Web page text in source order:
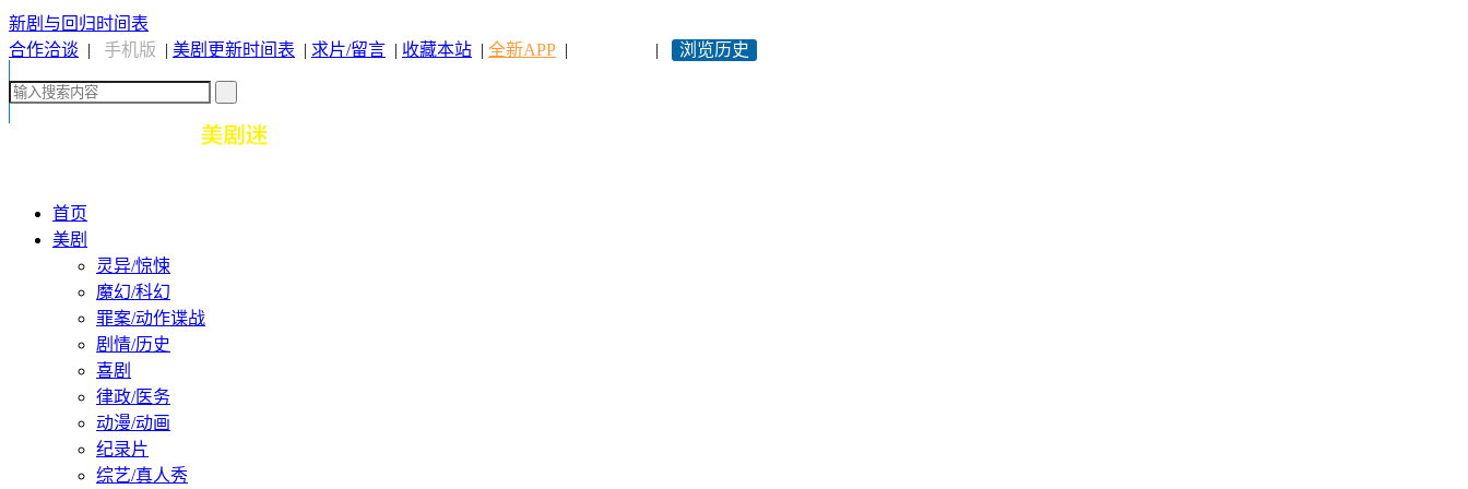
新剧与回归时间表
合作洽谈 | 手机版 | 美剧更新时间表 | 求片/留言 | 收藏本站 | 全新APP | | 浏览历史
首页
美剧
灵异/惊悚
魔幻/科幻
罪案/动作谍战
剧情/历史
喜剧
律政/医务
动漫/动画
纪录片
综艺/真人秀